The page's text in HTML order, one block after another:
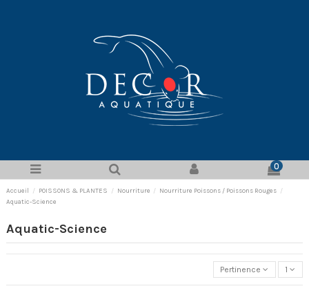
0
Accueil POISSONS & PLANTES Nourriture
Nourriture Poissons / Poissons Rouges
Aquatic-Science
Aquatic-Science
Pertinence 1